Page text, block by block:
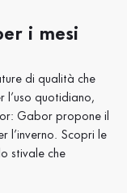
i mesi
di qualità che
l’uso quotidiano,
Gabor propone il
l’inverno. Scopri le
stivale che